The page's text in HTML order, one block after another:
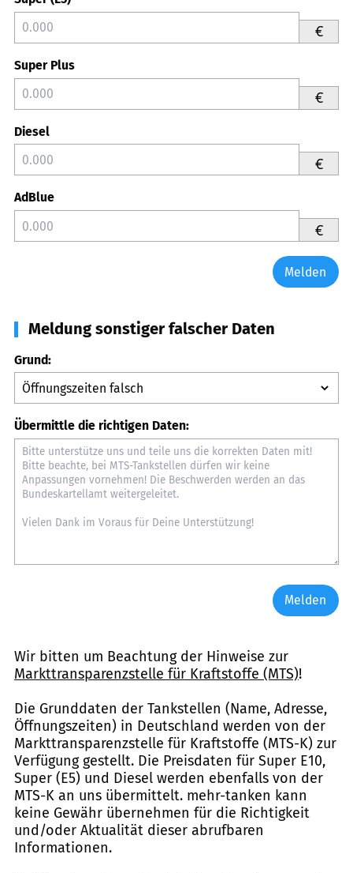
€
Super Plus
€
Diesel
€
AdBlue
€
Melden
Meldung sonstiger falscher Daten
Grund:
Übermittle die richtigen Daten:
Melden
Wir bitten um Beachtung der Hinweise zur
Markttransparenzstelle für Kraftstoffe (MTS)!
Die Grunddaten der Tankstellen (Name, Adresse,
Öffnungszeiten) in Deutschland werden von der
Markttransparenzstelle für Kraftstoffe (MTS-K) zur
Verfügung gestellt. Die Preisdaten für Super E10,
Super (E5) und Diesel werden ebenfalls von der
MTS-K an uns übermittelt. mehr-tanken kann
keine Gewähr übernehmen für die Richtigkeit
und/oder Aktualität dieser abrufbaren
Informationen.